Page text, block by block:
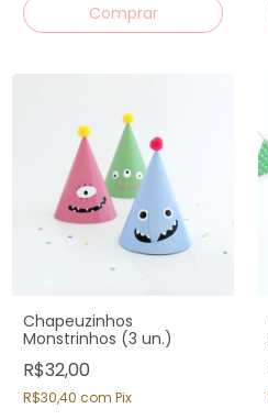
Chapeuzinhos
Monstrinhos (3 un.)
R$32,00
R$30,40 com Pix